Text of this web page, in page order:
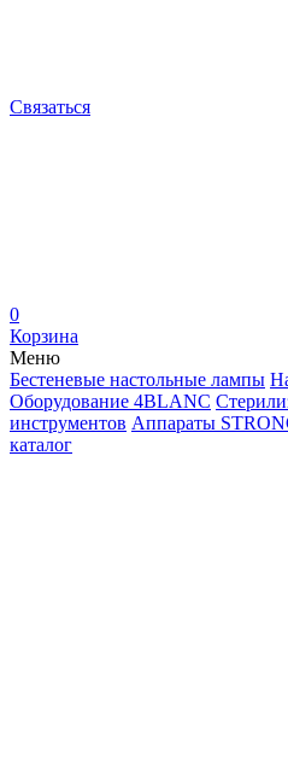
Связаться
0
Корзина
Меню
Бестеневые настольные лампы
Оборудование 4BLANC
инструментов Аппараты
каталог